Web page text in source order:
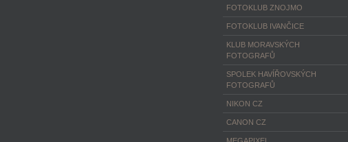
FOTOKLUB ZNOJMO
FOTOKLUB IVANČICE
KLUB MORAVSKÝCH
FOTOGRAFŮ
SPOLEK HAVÍŘOVSKÝCH
FOTOGRAFŮ
NIKON CZ
CANON CZ